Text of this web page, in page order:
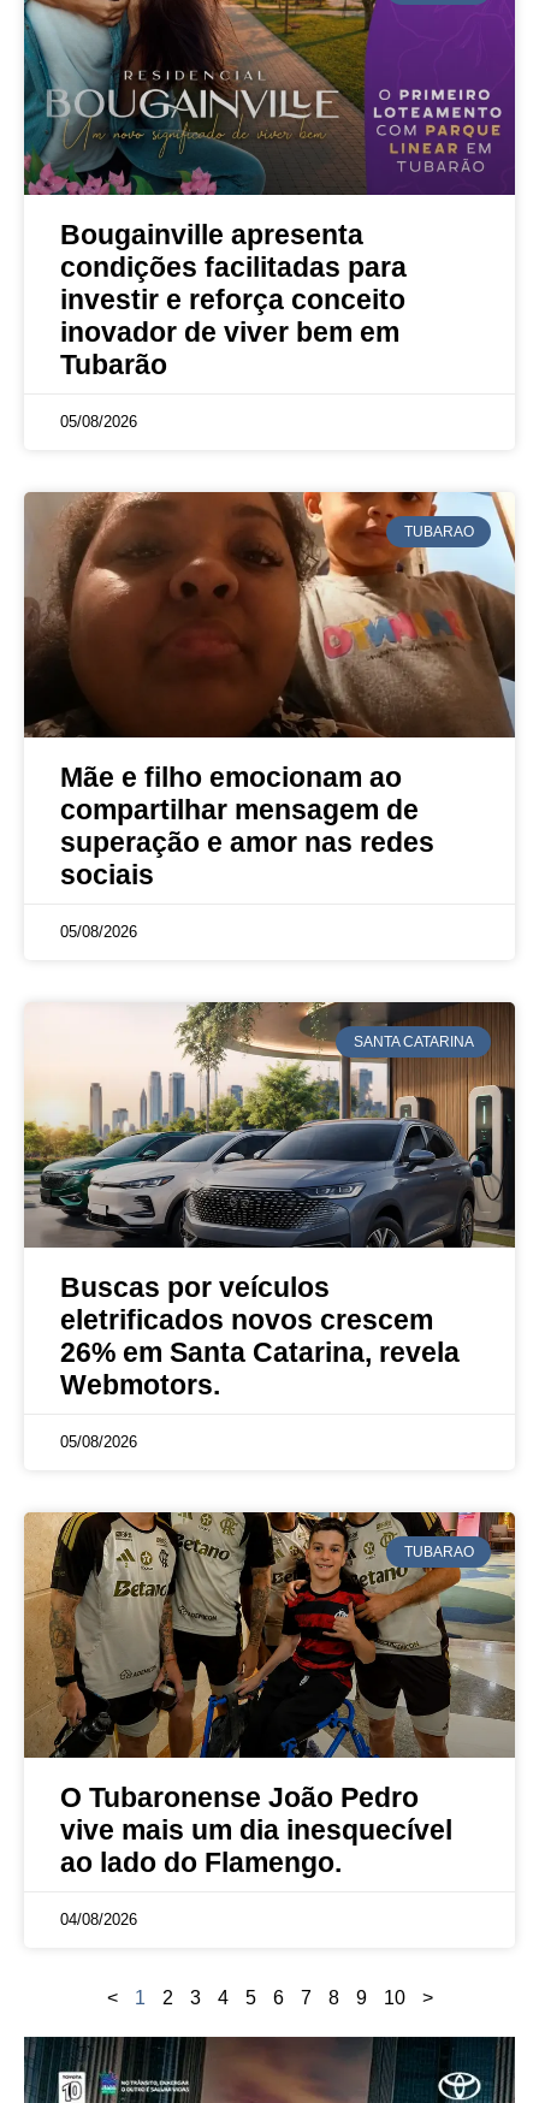
Bougainville apresenta
condições facilitadas para
investir e reforça conceito
inovador de viver bem em
Tubarão
05/08/2026
TUBARAO
Mãe e filho emocionam ao
compartilhar mensagem de
superação e amor nas redes
sociais
05/08/2026
SANTA CATARINA
Buscas por veículos
eletrificados novos crescem
26% em Santa Catarina, revela
Webmotors.
05/08/2026
TUBARAO
O Tubaronense João Pedro
vive mais um dia inesquecível
ao lado do Flamengo.
04/08/2026
< 1 2 3 4 5 6 7 8 9 10 >